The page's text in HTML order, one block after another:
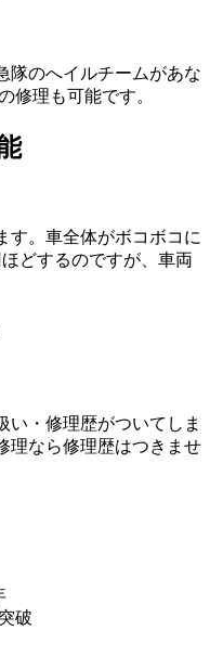
隊のへイルチームがあな
修理も可能です。
す。車全体がボコボコに
どするのですが、車両
い・修理歴がついてしま
理なら修理歴はつきませ